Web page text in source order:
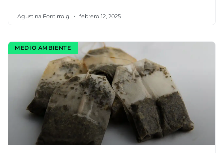
Agustina Fontirroig febrero 12, 2025
MEDIO AMBIENTE